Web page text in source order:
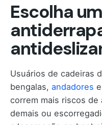
Escolha
Usuários de cadeiras
bengalas, andadores e
correm mais riscos
demais ou